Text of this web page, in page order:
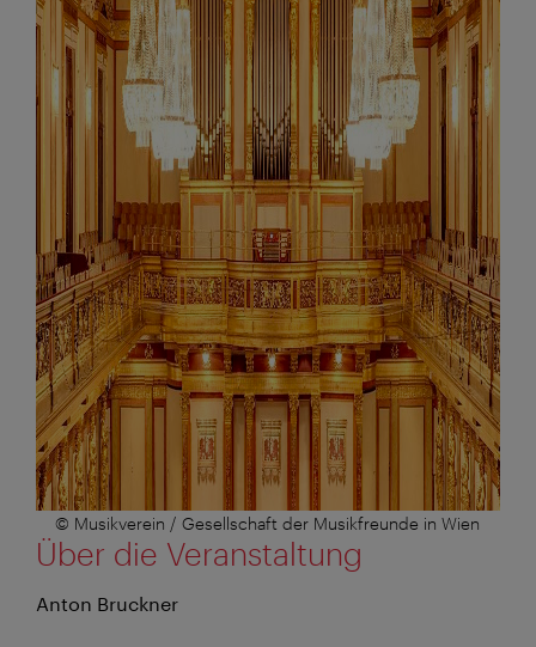
© Musikverein / Gesellschaft der Musikfreunde in Wien
Über die Veranstaltung
Anton Bruckner